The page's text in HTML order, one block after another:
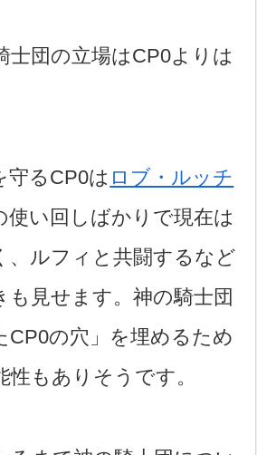
士団の立場はCP0よりは
守るCP0は ロブ・ルッチ
使い回しばかりで現在は
、ルフィと共闘するなど
も見せます。神の騎士団
CP0の穴」を埋めるため
性もありそうです。